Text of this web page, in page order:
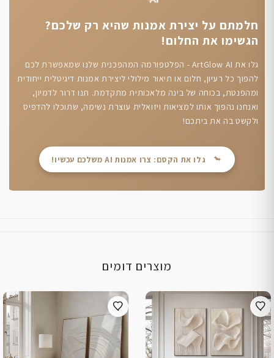
חלמתם על יצירת אמנות שהיא רק שלכם?
הגשימו את החלום!
גלו את ArtGlow AI - הפלטפורמה המהפכנית שלנו שמאפשרת לכם
להפוך כל רעיון, חלום או תיאור מילולי ליצירת אמנות דיגיטלית ייחודית
ומהפנטת, בכוחה של בינה מלאכותית מתקדמת. תנו דרור לדמיון,
ואנחנו נהפוך אותו למציאות ויזואלית עוצרת נשימה, שתוכלו להדפיס
ולקשט בה את ביתכם!
גלו את הקסם: צרו אמנות AI משלכם עכשיו!
מוצרים דומים